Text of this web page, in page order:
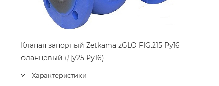
Клапан запорный Zetkama zGLO FIG.215 Pу16
фланцевый (Ду25 Pу16)
Характеристики